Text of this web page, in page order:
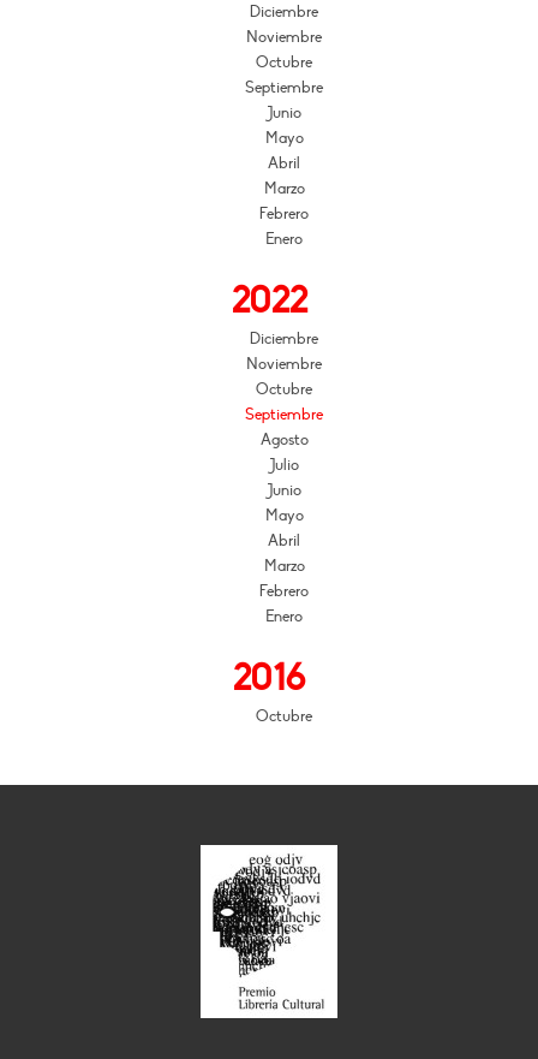
Diciembre
Noviembre
Octubre
Septiembre
Junio
Mayo
Abril
Marzo
Febrero
Enero
2022
Diciembre
Noviembre
Octubre
Septiembre
Agosto
Julio
Junio
Mayo
Abril
Marzo
Febrero
Enero
2016
Octubre